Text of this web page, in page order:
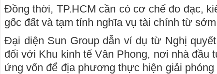
Đồng thời, TP.HCM cần có cơ chế đo đạc,
gốc đất và tạm tính nghĩa vụ tài chính từ
Đại diện Sun Group dẫn ví dụ từ Nghị
đối với Khu kinh tế Vân Phong, nơi nhà
ứng vốn để địa phương thực hiện giải